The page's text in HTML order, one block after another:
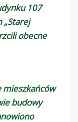
107
„Starej
obecne
mieszkańców
budowy